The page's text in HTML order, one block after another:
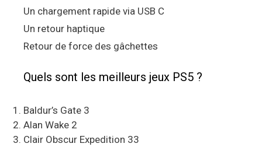
Un chargement rapide via USB C
Un retour haptique
Retour de force des gâchettes
Quels sont les meilleurs jeux PS5 ?
Baldur’s Gate 3
Alan Wake 2
Clair Obscur Expedition 33